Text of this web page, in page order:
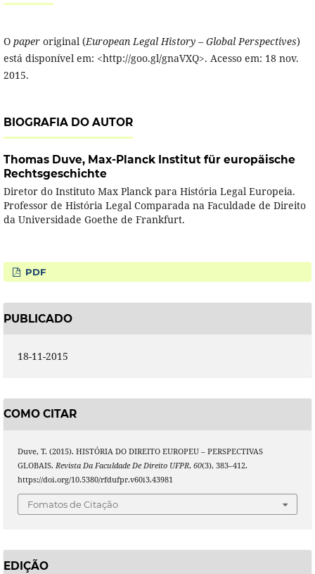
O paperoriginal (European Legal History – Global Perspectives)
está disponível em: <http://goo.gl/gnaVXQ>. Acesso em: 18 nov.
2015.
BIOGRAFIA DO AUTOR
Thomas Duve, Max-Planck Institut für europäische
Rechtsgeschichte
Diretor do Instituto Max Planck para História Legal Europeia.
Professor de História Legal Comparada na Faculdade de Direito
da Universidade Goethe de Frankfurt.
PDF
PUBLICADO
18-11-2015
COMO CITAR
Duve, T. (2015). HISTÓRIA DO DIREITO EUROPEU – PERSPECTIVAS
GLOBAIS. Revista Da Faculdade De Direito UFPR, 60(3), 383–412.
https://doi.org/10.5380/rfdufpr.v60i3.43981
Fomatos de Citação
EDIÇÃO